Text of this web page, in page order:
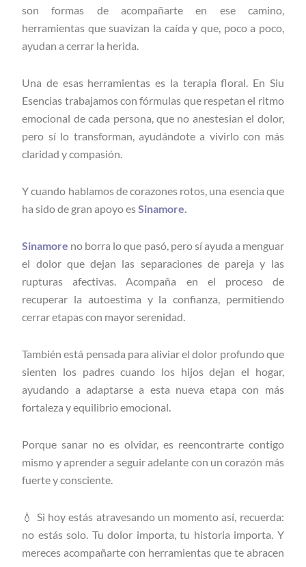
son formas de acompañarte en ese camino,
herramientas que suavizan la caída y que, poco a poco,
ayudan a cerrar la herida.
Una de esas herramientas es la terapia floral. En Siu
Esencias trabajamos con fórmulas que respetan el ritmo
emocional de cada persona, que no anestesian el dolor,
pero sí lo transforman, ayudándote a vivirlo con más
claridad y compasión.
Y cuando hablamos de corazones rotos, una esencia que
ha sido de gran apoyo esSinamore.
Sinamore no borra lo que pasó, pero sí ayuda a menguar
el dolor que dejan las separaciones de pareja y las
rupturas afectivas. Acompaña en el proceso de
recuperar la autoestima y la confianza, permitiendo
cerrar etapas con mayor serenidad.
También está pensada para aliviar el dolor profundo que
sienten los padres cuando los hijos dejan el hogar,
ayudando a adaptarse a esta nueva etapa con más
fortaleza y equilibrio emocional.
Porque sanar no es olvidar, es reencontrarte contigo
mismo y aprender a seguir adelante con un corazón más
fuerte y consciente.
💧 Si hoy estás atravesando un momento así, recuerda:
no estás solo. Tu dolor importa, tu historia importa. Y
mereces acompañarte con herramientas que te abracen